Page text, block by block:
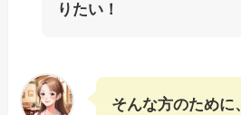
りたい！
そんな方のために